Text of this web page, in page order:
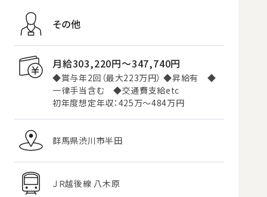
その他
月給303,220円〜347,740円
◆賞与年2回（最大223万円） ◆昇給有 ◆
一律手当含む ◆交通費支給etc
初年度想定年収：425万～484万円
群馬県渋川市半田
ＪＲ越後線 八木原